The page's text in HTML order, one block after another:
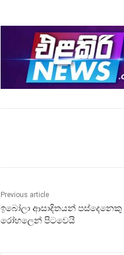
Previous article
ඉබෝලා ආසාදිතයන් පස්දෙනෙකු
රෝහලෙන් පිටවෙයි